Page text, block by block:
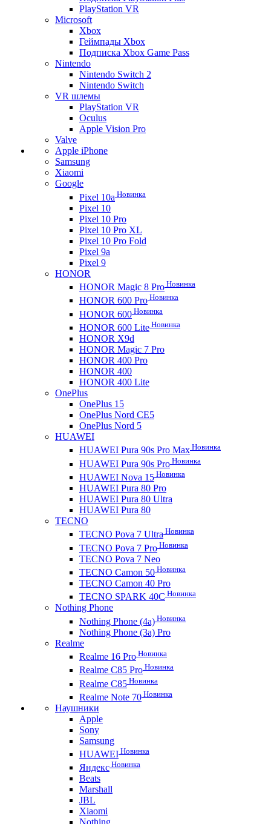
PlayStation VR
Microsoft
Xbox
Геймпады Xbox
Подписка Xbox Game Pass
Nintendo
Nintendo Switch 2
Nintendo Switch
VR шлемы
PlayStation VR
Oculus
Apple Vision Pro
Valve
Apple iPhone
Samsung
Xiaomi
Google
Pixel 10a Новинка
Pixel 10
Pixel 10 Pro
Pixel 10 Pro XL
Pixel 10 Pro Fold
Pixel 9a
Pixel 9
HONOR
HONOR Magic 8 Pro Новинка
HONOR 600 Pro Новинка
HONOR 600 Новинка
HONOR 600 Lite Новинка
HONOR X9d
HONOR Magic 7 Pro
HONOR 400 Pro
HONOR 400
HONOR 400 Lite
OnePlus
OnePlus 15
OnePlus Nord CE5
OnePlus Nord 5
HUAWEI
HUAWEI Pura 90s Pro Max Новинка
HUAWEI Pura 90s Pro Новинка
HUAWEI Nova 15 Новинка
HUAWEI Pura 80 Pro
HUAWEI Pura 80 Ultra
HUAWEI Pura 80
TECNO
TECNO Pova 7 Ultra Новинка
TECNO Pova 7 Pro Новинка
TECNO Pova 7 Neo
TECNO Camon 50 Новинка
TECNO Camon 40 Pro
TECNO SPARK 40C Новинка
Nothing Phone
Nothing Phone (4a) Новинка
Nothing Phone (3a) Pro
Realme
Realme 16 Pro Новинка
Realme C85 Pro Новинка
Realme C85 Новинка
Realme Note 70 Новинка
Наушники
Apple
Sony
Samsung
HUAWEI Новинка
Яндекс Новинка
Beats
Marshall
JBL
Xiaomi